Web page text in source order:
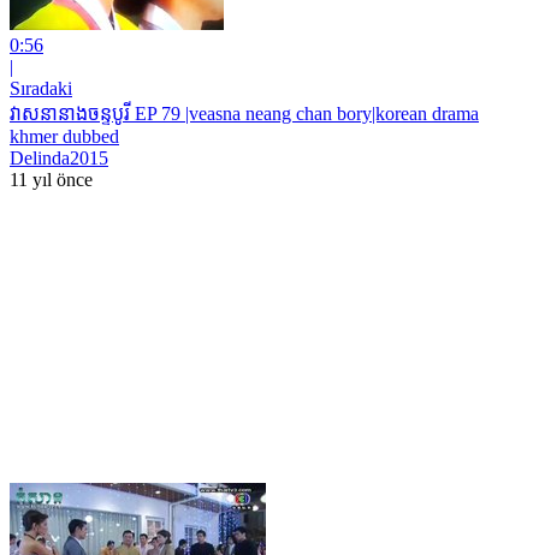
0:56
|
Sıradaki
វាសនានាងចន្ទបូរី EP 79 |veasna neang chan bory|korean drama
khmer dubbed
Delinda2015
11 yıl önce